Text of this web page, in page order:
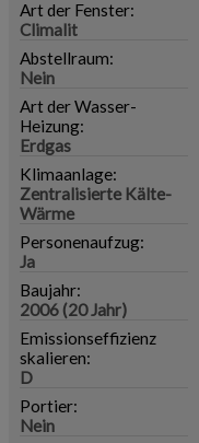
Art der Fenster:
Climalit
Abstellraum:
Nein
Art der Wasser-
Heizung:
Erdgas
Klimaanlage:
Zentralisierte Kälte-
Wärme
Personenaufzug:
Ja
Baujahr:
2006 (20 Jahr)
Emissionseffizienz
skalieren:
D
Portier:
Nein